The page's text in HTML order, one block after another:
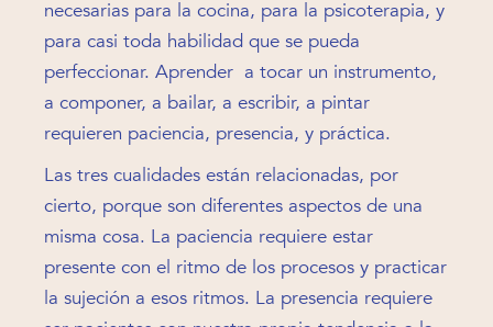
necesarias para la cocina, para la psicoterapia, y
para casi toda habilidad que se pueda
perfeccionar. Aprender a tocar un instrumento,
a componer, a bailar, a escribir, a pintar
requieren paciencia, presencia, y práctica.
Las tres cualidades están relacionadas, por
cierto, porque son diferentes aspectos de una
misma cosa. La paciencia requiere estar
presente con el ritmo de los procesos y practicar
la sujeción a esos ritmos. La presencia requiere